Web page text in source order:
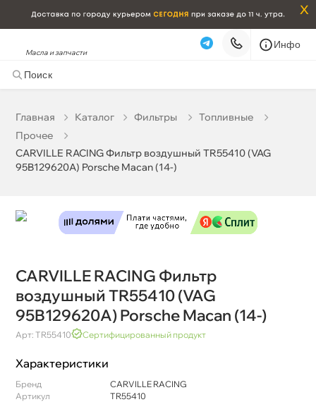
x
Масла и запчасти
Инфо
Главная Катало Фильтры
Топливные
Прочее
CARVILLE RACING Фильтр воздушный TR55410 (VAG
95B129620A) Porsche Macan (14-)
CARVILLE RACING Фильтр
оздушный TR55410 (VAG
95B129620A) Porsche Macan (14-)
Арт: TR55410 Сертифицированный продукт
Характеристики
Бренд
CARVILLE RACING
Артикул
TR55410
CARVILLE RACING Фильтр воздушный TR55410 (VAG
Бесплатная Сегодня, 07.08 (при заказе от 2000₽)
Срочная за 2 ч – 399 ₽
Карта Список